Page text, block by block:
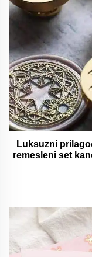
Luksuzni
remesleni set